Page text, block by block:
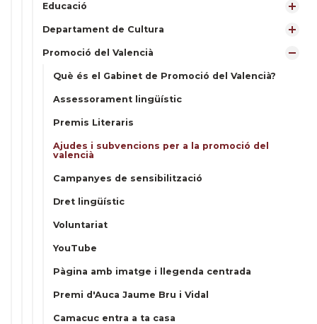
Educació
Departament de Cultura
Promoció del Valencià
Què és el Gabinet de Promoció del Valencià?
Assessorament lingüístic
Premis Literaris
Ajudes i subvencions per a la promoció del
valencià
Campanyes de sensibilització
Dret lingüístic
Voluntariat
YouTube
Pàgina amb imatge i llegenda centrada
Premi d'Auca Jaume Bru i Vidal
Camacuc entra a ta casa